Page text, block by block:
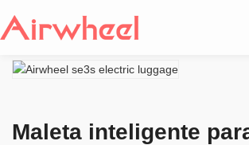
Maleta inteligente